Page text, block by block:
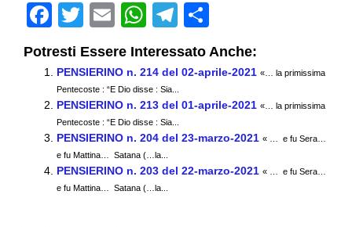
F
c
e
b
o
o
k
T
wi
tt
er
E
m
ail
W
at
s
A
p
p
T
el
e
gr
a
m
o
n
vi
di
Potresti Essere Interessato Anche:
PENSIERINO n. 214 del 02-aprile-2021 «… la primissima
Pentecoste : “E Dio disse : Sia...
PENSIERINO n. 213 del 01-aprile-2021 «… la primissima
Pentecoste : “E Dio disse : Sia...
PENSIERINO n. 204 del 23-marzo-2021 « … e fu Sera…
e fu Mattina… Satana (…la...
PENSIERINO n. 203 del 22-marzo-2021 « … e fu Sera…
e fu Mattina… Satana (…la...